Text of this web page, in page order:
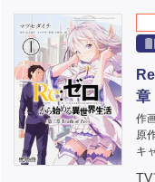
作
原
キ
TV